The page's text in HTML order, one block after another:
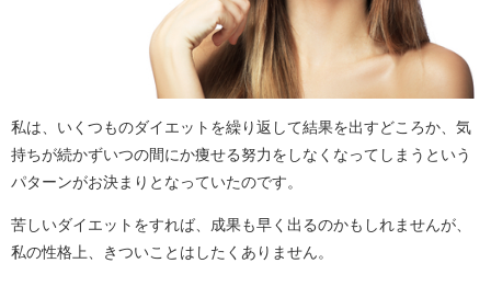
私は、いくつものダイエットを繰り返して結果を出すどころか、気
持ちが続かずいつの間にか痩せる努力をしなくなってしまうという
パターンがお決まりとなっていたのです。
苦しいダイエットをすれば、成果も早く出るのかもしれませんが、
私の性格上、きついことはしたくありません。